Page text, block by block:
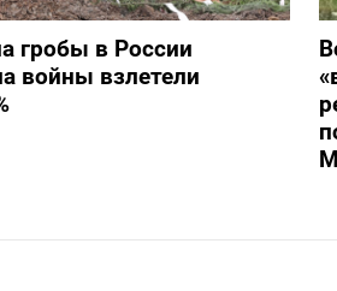
гробы в России
войны взлетели